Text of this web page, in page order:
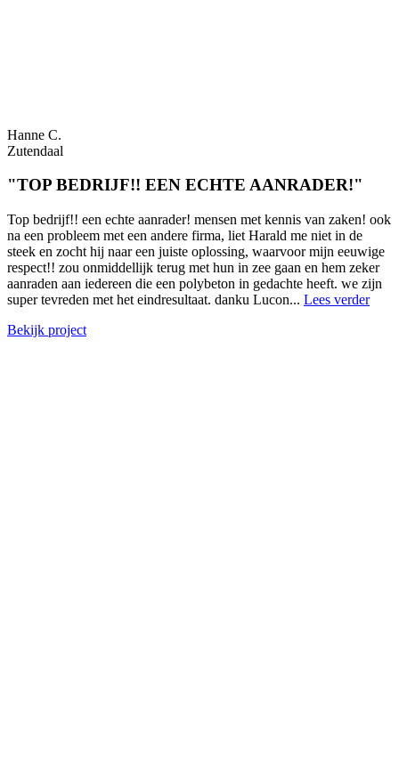
Hanne C.
Zutendaal
"TOP BEDRIJF!! EEN ECHTE AANRADER!"
Top bedrijf!! een echte aanrader! mensen met kennis van zaken! ook
na een probleem met een andere firma, liet Harald me niet in de
steek en zocht hij naar een juiste oplossing, waarvoor mijn eeuwige
respect!! zou onmiddellijk terug met hun in zee gaan en hem zeker
aanraden aan iedereen die een polybeton in gedachte heeft. we zijn
super tevreden met het eindresultaat. danku Lucon... Lees verder
Bekijk project